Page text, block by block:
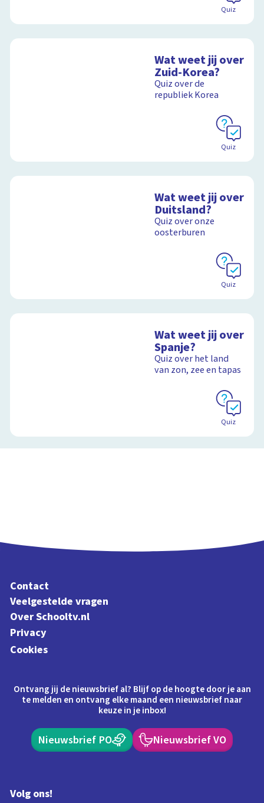
Quiz
Wat weet jij over
Zuid-Korea?
Quiz over de
republiek Korea
Quiz
Wat weet jij over
Duitsland?
Quiz over onze
oosterburen
Quiz
Wat weet jij over
Spanje?
Quiz over het land
van zon, zee en tapas
Quiz
Contact
Veelgestelde vragen
Over Schooltv.nl
Privacy
Cookies
Ontvang jij de nieuwsbrief al? Blijf op de hoogte door je aan
te melden en ontvang elke maand een nieuwsbrief naar
keuze in je inbox!
Nieuwsbrief PO Nieuwsbrief VO
Volg ons!